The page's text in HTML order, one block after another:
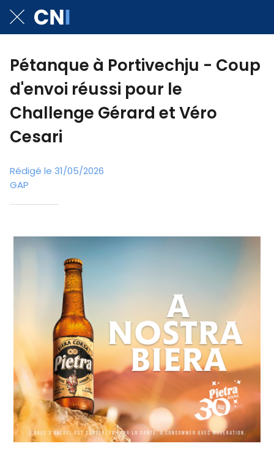
Pétanque à Portivechju - Coup
d'envoi réussi pour le
Challenge Gérard et Véro
Cesari
Rédigé le 31/05/2026
GAP